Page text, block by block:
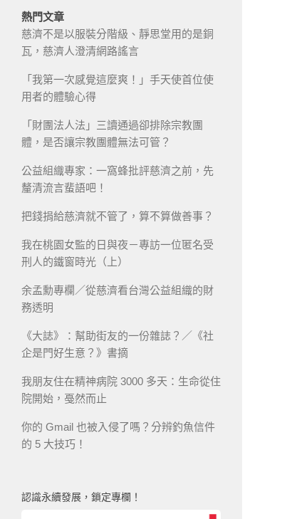
熱門文章
慈濟不是以服裝分階級、靜思堂用的是銅
瓦，慈濟人澄清網路謠言
「我第一次感覺這麼爽！」手天使首位使
用者的體驗心得
「財團法人法」三讀通過卻排除宗教團
體，是否讓宗教團體無法可管？
公益組織專家：一窩蜂批評慈濟之前，先
釐清流言蜚語吧！
把錢捐給慈濟就不管了，算不算做善事？
我在桃園女監的日與夜－專訪一位匿名受
刑人的鐵窗時光（上）
余孟勳專欄／從慈濟看台灣公益組織的財
務透明
《大誌》：幫助街友的一份雜誌？／《社
企是門好生意？》書摘
我朋友住在精神病院 3000 多天：生命從住
院開始，戞然而止
你的 Gmail 也被入侵了嗎？分辨釣魚信件
的 5 大技巧！
認識永續發展，鎖定專欄！